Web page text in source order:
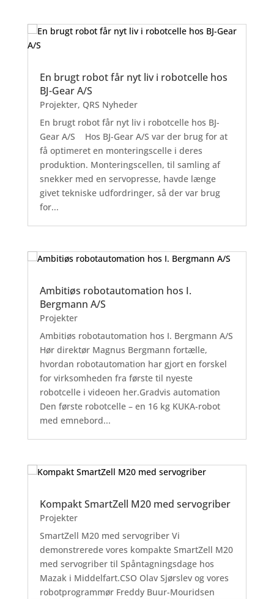
En brugt robot får nyt liv i robotcelle hos
BJ-Gear A/S
Projekter, QRS Nyheder
En brugt robot får nyt liv i robotcelle hos BJ-
Gear A/S Hos BJ-Gear A/S var der brug for at
få optimeret en monteringscelle i deres
produktion. Monteringscellen, til samling af
snekker med en servopresse, havde længe
givet tekniske udfordringer, så der var brug
for...
Ambitiøs robotautomation hos I.
Bergmann A/S
Projekter
Ambitiøs robotautomation hos I. Bergmann A/S
Hør direktør Magnus Bergmann fortælle,
hvordan robotautomation har gjort en forskel
for virksomheden fra første til nyeste
robotcelle i videoen her.Gradvis automation
Den første robotcelle – en 16 kg KUKA-robot
med emnebord...
Kompakt SmartZell M20 med servogriber
Projekter
SmartZell M20 med servogriber Vi
demonstrerede vores kompakte SmartZell M20
med servogriber til Spåntagningsdage hos
Mazak i Middelfart.CSO Olav Sjørslev og vores
robotprogrammør Freddy Buur-Mouridsen